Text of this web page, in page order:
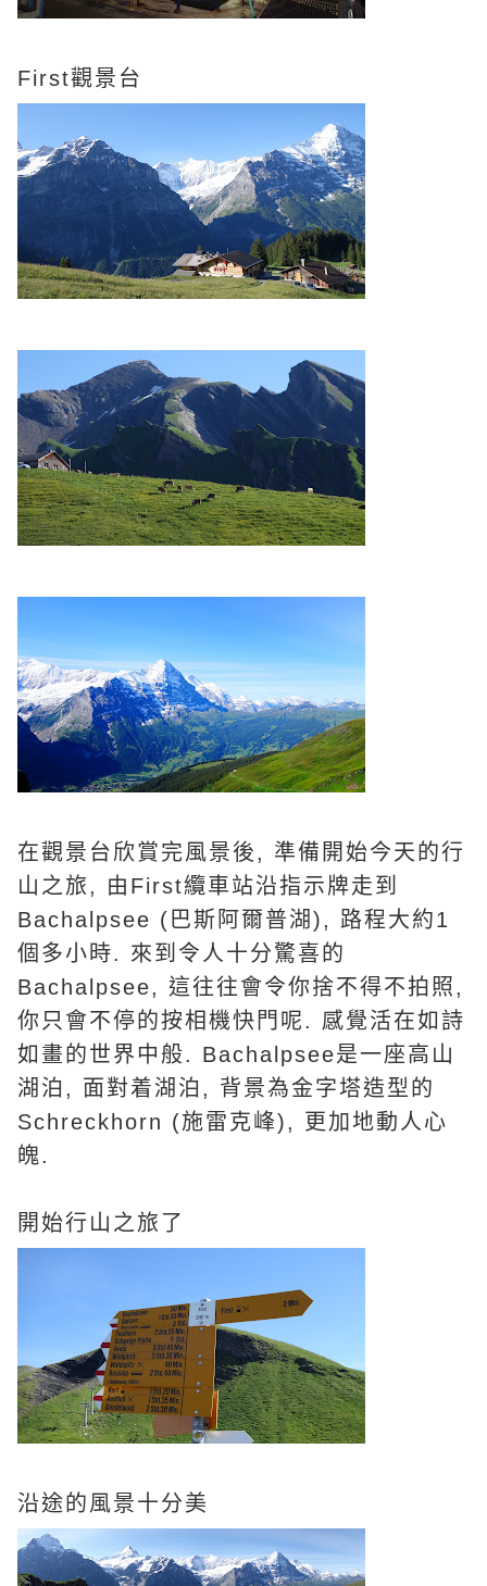
First觀景台
在觀景台欣賞完風景後, 準備開始今天的行
山之旅, 由First纜車站沿指示牌走到
Bachalpsee (巴斯阿爾普湖), 路程大約1
個多小時. 來到令人十分驚喜的
Bachalpsee, 這往往會令你捨不得不拍照,
你只會不停的按相機快門呢. 感覺活在如詩
如畫的世界中般. Bachalpsee是一座高山
湖泊, 面對着湖泊, 背景為金字塔造型的
Schreckhorn (施雷克峰), 更加地動人心
魄.
開始行山之旅了
沿途的風景十分美